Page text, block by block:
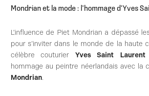
Mondrian et la mode : l’hommage d’Yves
L’influence de Piet Mondrian a dépassé
pour s’inviter dans le monde de la haute
célèbre couturier Yves Saint Laurent
hommage au peintre néerlandais avec la
Mondrian.